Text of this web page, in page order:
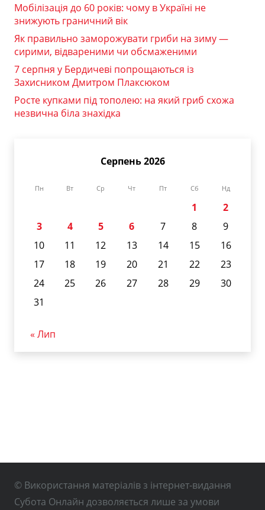
Мобілізація до 60 років: чому в Україні не
знижують граничний вік
Як правильно заморожувати гриби на зиму —
сирими, відвареними чи обсмаженими
7 серпня у Бердичеві попрощаються із
Захисником Дмитром Плаксюком
Росте купками під тополею: на який гриб схожа
незвична біла знахідка
Серпень 2026
Пн Вт Ср Чт Пт Сб Нд
1
2
3
4 5 6 7 8
9
10
11 12 13 14 15
16
17
18 19 20 21 22
23
24
25 26 27 28 29
30
31
« Лип
© Використання матеріалів з інтернет-видання
Субота Онлайн дозволяється лише за умови